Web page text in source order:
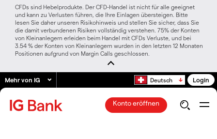
CFDs sind Hebelprodukte. Der CFD-Handel ist nicht für alle geeignet
und kann zu Verlusten führen, die Ihre Einlagen übersteigen. Bitte
lesen Sie daher unseren Risikohinweis und stellen Sie sicher, dass Sie
die damit verbundenen Risiken vollständig verstehen. 75% der Konten
von Kleinanlegern erleiden beim Handel mit CFDs Verluste, und bei
3.54 % der Konten von Kleinanlegern wurden in den letzten 12 Monaten
Positionen aufgrund von Margin Calls geschlossen.
Mehr von IG Deutsch Login
Konto eröffnen